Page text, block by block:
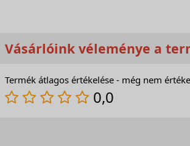
Vásárlóink véleménye a
Termék átlagos értékelése - még nem
0,0